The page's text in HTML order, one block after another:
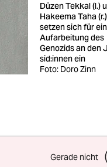
Düzen Tekkal (l.)
Hakeema Taha (r.)
setzen sich für
Aufarbeitung des
Genozids an den
si­d:in­nen ein
Foto: Doro Zinn
Gerade nicht